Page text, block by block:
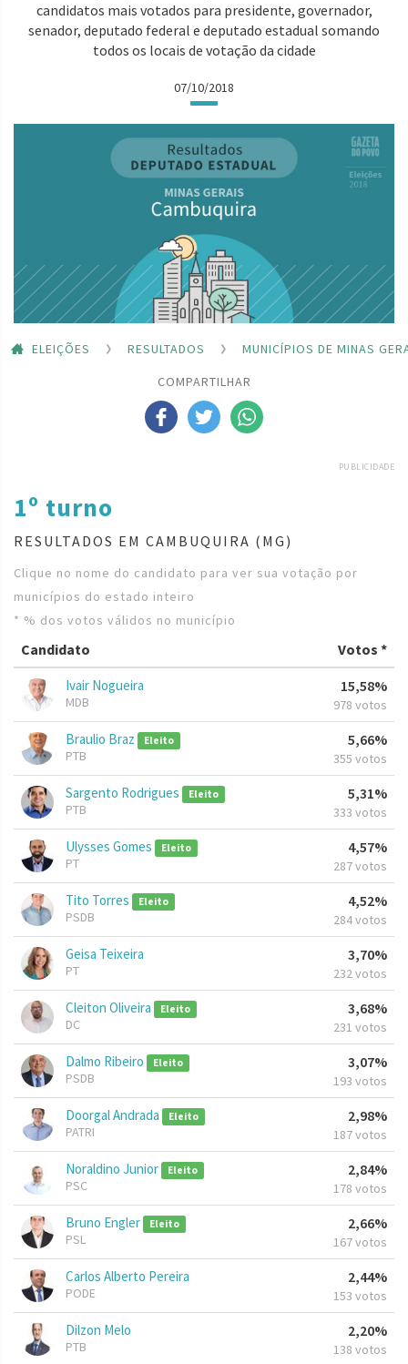
candidatos mais votados para presidente, governador,
senador, deputado federal e deputado estadual somando
todos os locais de votação da cidade
07/10/2018
ELEIÇÕES RESULTADOS
MUNICÍPIOS DE MINAS
COMPARTILHAR
PUBLICIDADE
1º turno
RESULTADOS EM CAMBUQUIRA (MG)
Clique no nome do candidato para ver sua votação por
municípios do estado inteiro
* % dos votos válidos no município
Candidato Votos *
Ivair Nogueira
MDB
15,58%
978 votos
Braulio Braz Eleito
PTB
5,66%
355 votos
Sargento Rodrigues Eleito
PTB
5,31%
333 votos
Ulysses Gomes Eleito
PT
4,57%
287 votos
Tito Torres Eleito
PSDB
4,52%
284 votos
Geisa Teixeira
PT
3,70%
232 votos
Cleiton Oliveira Eleito
DC
3,68%
231 votos
Dalmo Ribeiro Eleito
PSDB
3,07%
193 votos
Doorgal Andrada Eleito
PATRI
2,98%
187 votos
Noraldino Junior Eleito
PSC
2,84%
178 votos
Bruno Engler Eleito
PSL
2,66%
167 votos
Carlos Alberto Pereira
PODE
2,44%
153 votos
Dilzon Melo
PTB
2,20%
138 votos